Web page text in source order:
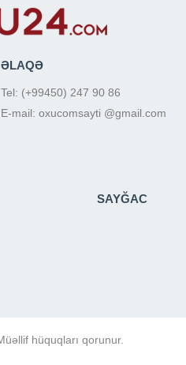
ƏLAQƏ
Tel: (+99450) 247 90 86
E-mail: oxucomsayti @gmail.com
SAYĞAC
hüquqları qorunur.